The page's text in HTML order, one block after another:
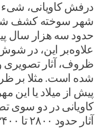
درفش کاویانی،
شهر سوخته کشف
حدود سه هزار سال
علاوه‌بر این، در
ظروف، آثار تصویری
شده است. مثلا بر
پیش از میلاد یا این
کاویانی در دو سوی